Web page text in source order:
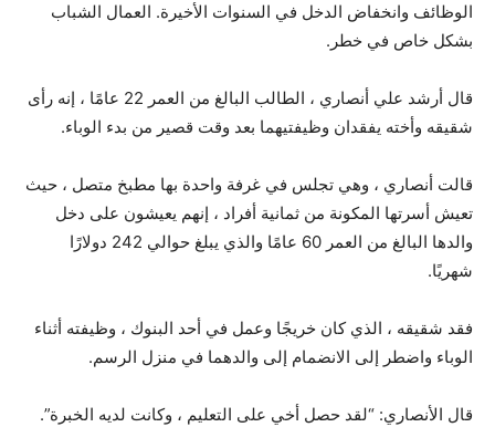
الوظائف وانخفاض الدخل في السنوات الأخيرة. العمال الشباب
بشكل خاص في خطر.
قال أرشد علي أنصاري ، الطالب البالغ من العمر 22 عامًا ، إنه رأى
شقيقه وأخته يفقدان وظيفتيهما بعد وقت قصير من بدء الوباء.
قالت أنصاري ، وهي تجلس في غرفة واحدة بها مطبخ متصل ، حيث
تعيش أسرتها المكونة من ثمانية أفراد ، إنهم يعيشون على دخل
والدها البالغ من العمر 60 عامًا والذي يبلغ حوالي 242 دولارًا
شهريًا.
فقد شقيقه ، الذي كان خريجًا وعمل في أحد البنوك ، وظيفته أثناء
الوباء واضطر إلى الانضمام إلى والدهما في منزل الرسم.
قال الأنصاري: “لقد حصل أخي على التعليم ، وكانت لديه الخبرة”.